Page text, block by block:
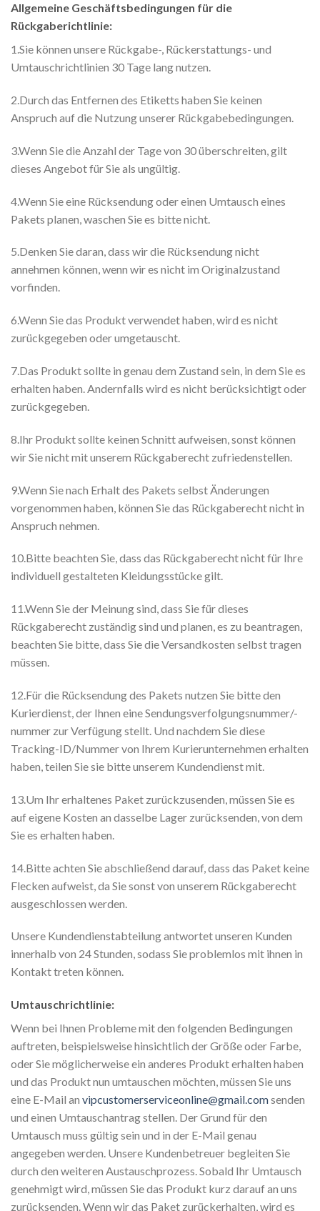
Allgemeine Geschäftsbedingungen für die
Rückgaberichtlinie:
1.Sie können unsere Rückgabe-, Rückerstattungs- und
Umtauschrichtlinien 30 Tage lang nutzen.
2.Durch das Entfernen des Etiketts haben Sie keinen
Anspruch auf die Nutzung unserer Rückgabebedingungen.
3.Wenn Sie die Anzahl der Tage von 30 überschreiten, gilt
dieses Angebot für Sie als ungültig.
4.Wenn Sie eine Rücksendung oder einen Umtausch eines
Pakets planen, waschen Sie es bitte nicht.
5.Denken Sie daran, dass wir die Rücksendung nicht
annehmen können, wenn wir es nicht im Originalzustand
vorfinden.
6.Wenn Sie das Produkt verwendet haben, wird es nicht
zurückgegeben oder umgetauscht.
7.Das Produkt sollte in genau dem Zustand sein, in dem Sie es
erhalten haben. Andernfalls wird es nicht berücksichtigt oder
zurückgegeben.
8.Ihr Produkt sollte keinen Schnitt aufweisen, sonst können
wir Sie nicht mit unserem Rückgaberecht zufriedenstellen.
9.Wenn Sie nach Erhalt des Pakets selbst Änderungen
vorgenommen haben, können Sie das Rückgaberecht nicht in
Anspruch nehmen.
10.Bitte beachten Sie, dass das Rückgaberecht nicht für Ihre
individuell gestalteten Kleidungsstücke gilt.
11.Wenn Sie der Meinung sind, dass Sie für dieses
Rückgaberecht zuständig sind und planen, es zu beantragen,
beachten Sie bitte, dass Sie die Versandkosten selbst tragen
müssen.
12.Für die Rücksendung des Pakets nutzen Sie bitte den
Kurierdienst, der Ihnen eine Sendungsverfolgungsnummer/-
nummer zur Verfügung stellt. Und nachdem Sie diese
Tracking-ID/Nummer von Ihrem Kurierunternehmen erhalten
haben, teilen Sie sie bitte unserem Kundendienst mit.
13.Um Ihr erhaltenes Paket zurückzusenden, müssen Sie es
auf eigene Kosten an dasselbe Lager zurücksenden, von dem
Sie es erhalten haben.
14.Bitte achten Sie abschließend darauf, dass das Paket keine
Flecken aufweist, da Sie sonst von unserem Rückgaberecht
ausgeschlossen werden.
Unsere Kundendienstabteilung antwortet unseren Kunden
innerhalb von 24 Stunden, sodass Sie problemlos mit ihnen in
Kontakt treten können.
Umtauschrichtlinie:
Wenn bei Ihnen Probleme mit den folgenden Bedingungen
auftreten, beispielsweise hinsichtlich der Größe oder Farbe,
oder Sie möglicherweise ein anderes Produkt erhalten haben
und das Produkt nun umtauschen möchten, müssen Sie uns
eine E-Mail an vipcustomerserviceonline@gmail.comsenden
und einen Umtauschantrag stellen. Der Grund für den
Umtausch muss gültig sein und in der E-Mail genau
angegeben werden. Unsere Kundenbetreuer begleiten Sie
durch den weiteren Austauschprozess. Sobald Ihr Umtausch
genehmigt wird, müssen Sie das Produkt kurz darauf an uns
zurücksenden. Wenn wir das Paket zurückerhalten, wird es